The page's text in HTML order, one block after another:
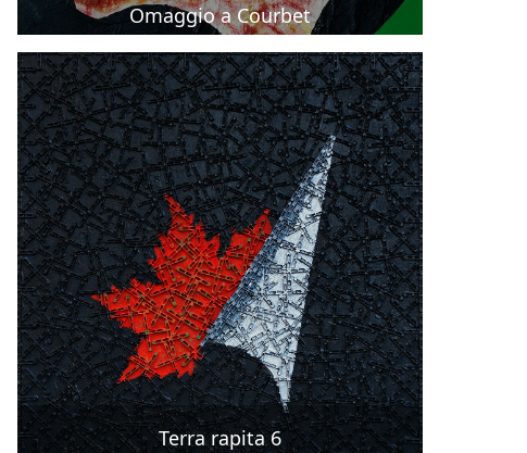
Omaggio a Courbet
Terra rapita 6